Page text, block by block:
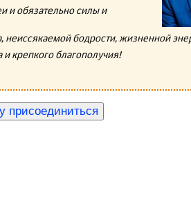
и обязательно силы и
бодрости, жизненной
крепкого благополучия!